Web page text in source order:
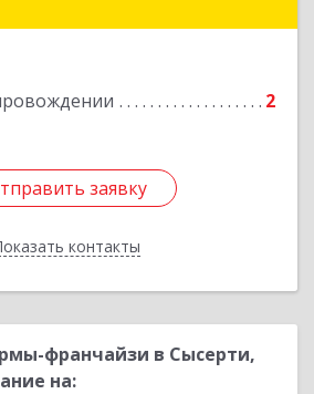
2
заявку
контакты
заявку
Назад
франчайзи в Сысерти,
на: